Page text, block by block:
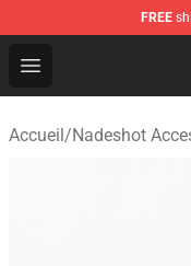
FREE
Open menu
Nadeshot Shop -
Accueil/Nadeshot